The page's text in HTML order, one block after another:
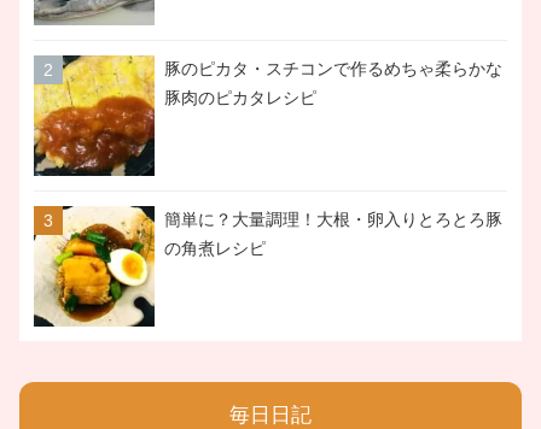
豚のピカタ・スチコンで作るめちゃ柔らかな
豚肉のピカタレシピ
簡単に？大量調理！大根・卵入りとろとろ豚
の角煮レシピ
毎日日記